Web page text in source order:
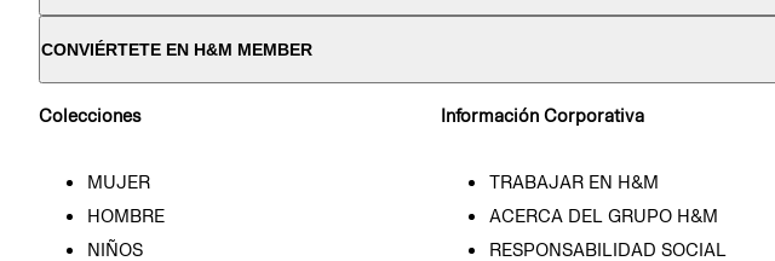
CONVIÉRTETE EN H&M MEMBER
Colecciones
MUJER
HOMBRE
NIÑOS
Información Corporativa
TRABAJAR EN H&M
ACERCA DEL GRUPO H&M
RESPONSABILIDAD SOCIAL